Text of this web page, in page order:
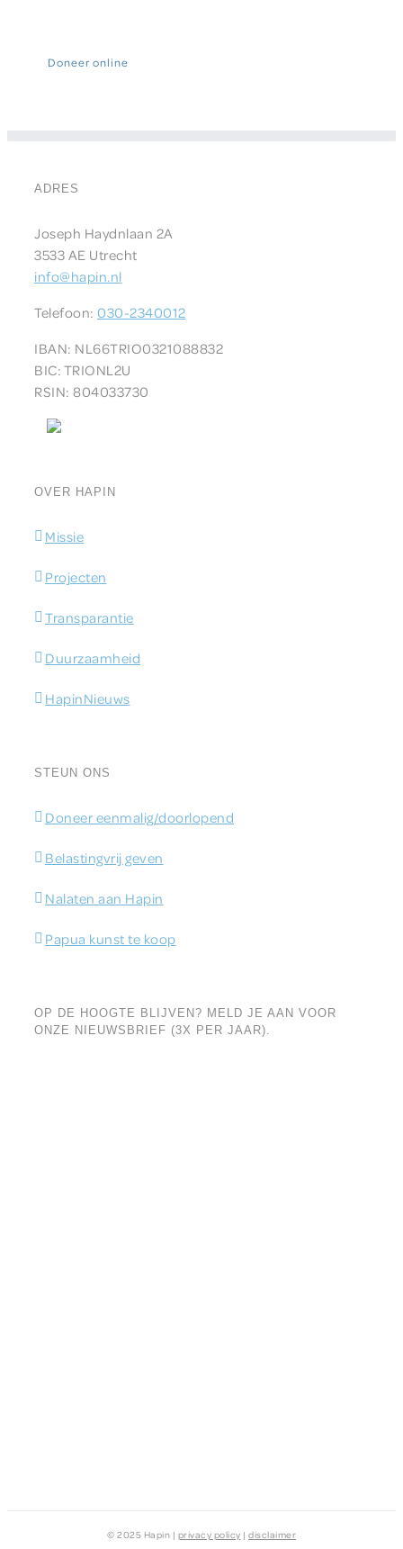
Doneer online
ADRES
Joseph Haydnlaan 2A
3533 AE Utrecht
info@hapin.nl
Telefoon: 030-2340012
IBAN: NL66TRIO0321088832
BIC: TRIONL2U
RSIN: 804033730
OVER HAPIN
Missie
Projecten
Transparantie
Duurzaamheid
HapinNieuws
STEUN ONS
Doneer eenmalig/doorlopend
Belastingvrij geven
Nalaten aan Hapin
Papua kunst te koop
OP DE HOOGTE BLIJVEN? MELD JE AAN VOOR
ONZE NIEUWSBRIEF (3X PER JAAR).
© 2025 Hapin | privacy policy | disclaimer